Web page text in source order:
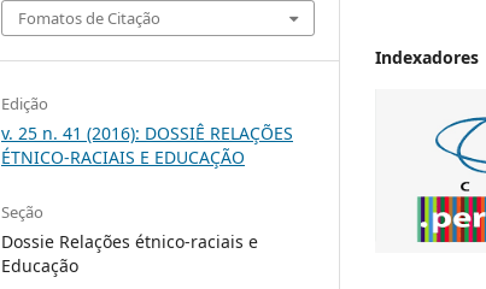
Fomatos de Citação
Edição
v. 25 n. 41 (2016): DOSSIÊ RELAÇÕES
ÉTNICO-RACIAIS E EDUCAÇÃO
Seção
Dossie Relações étnico-raciais e
Educação
Indexadores